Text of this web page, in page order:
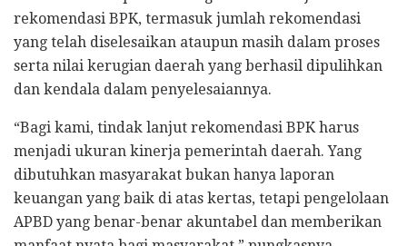
rekomendasi BPK, termasuk jumlah rekomendasi
yang telah diselesaikan ataupun masih dalam proses
serta nilai kerugian daerah yang berhasil dipulihkan
dan kendala dalam penyelesaiannya.
“Bagi kami, tindak lanjut rekomendasi BPK harus
menjadi ukuran kinerja pemerintah daerah. Yang
dibutuhkan masyarakat bukan hanya laporan
keuangan yang baik di atas kertas, tetapi pengelolaan
APBD yang benar-benar akuntabel dan memberikan